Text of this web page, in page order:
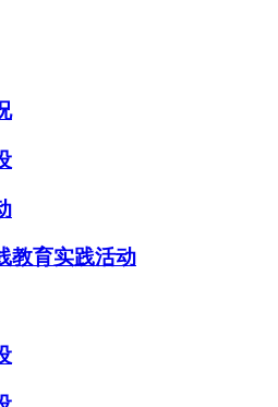
教育实践活动